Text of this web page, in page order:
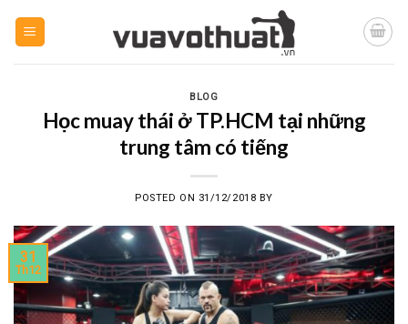
BLOG
Học muay thái ở TP.HCM tại những
trung tâm có tiếng
POSTED ON 31/12/2018 BY
31
Th12